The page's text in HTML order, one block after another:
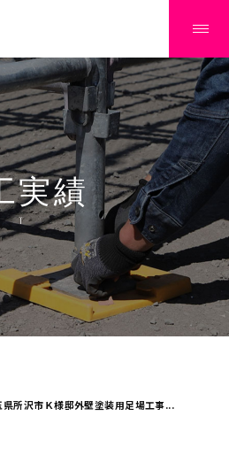
実績
Ï
県所沢市Ｋ様邸外壁塗装用足場工事...